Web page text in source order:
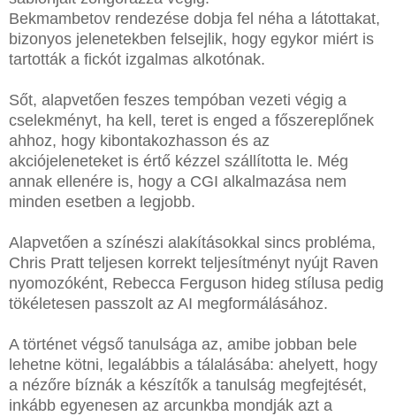
Bekmambetov rendezése dobja fel néha a látottakat,
bizonyos jelenetekben felsejlik, hogy egykor miért is
tartották a fickót izgalmas alkotónak.
Sőt, alapvetően feszes tempóban vezeti végig a
cselekményt, ha kell, teret is enged a főszereplőnek
ahhoz, hogy kibontakozhasson és az
akciójeleneteket is értő kézzel szállította le. Még
annak ellenére is, hogy a CGI alkalmazása nem
minden esetben a legjobb.
Alapvetően a színészi alakításokkal sincs probléma,
Chris Pratt teljesen korrekt teljesítményt nyújt Raven
nyomozóként, Rebecca Ferguson hideg stílusa pedig
tökéletesen passzolt az AI megformálásához.
A történet végső tanulsága az, amibe jobban bele
lehetne kötni, legalábbis a tálalásába: ahelyett, hogy
a nézőre bíznák a készítők a tanulság megfejtését,
inkább egyenesen az arcunkba mondják azt a